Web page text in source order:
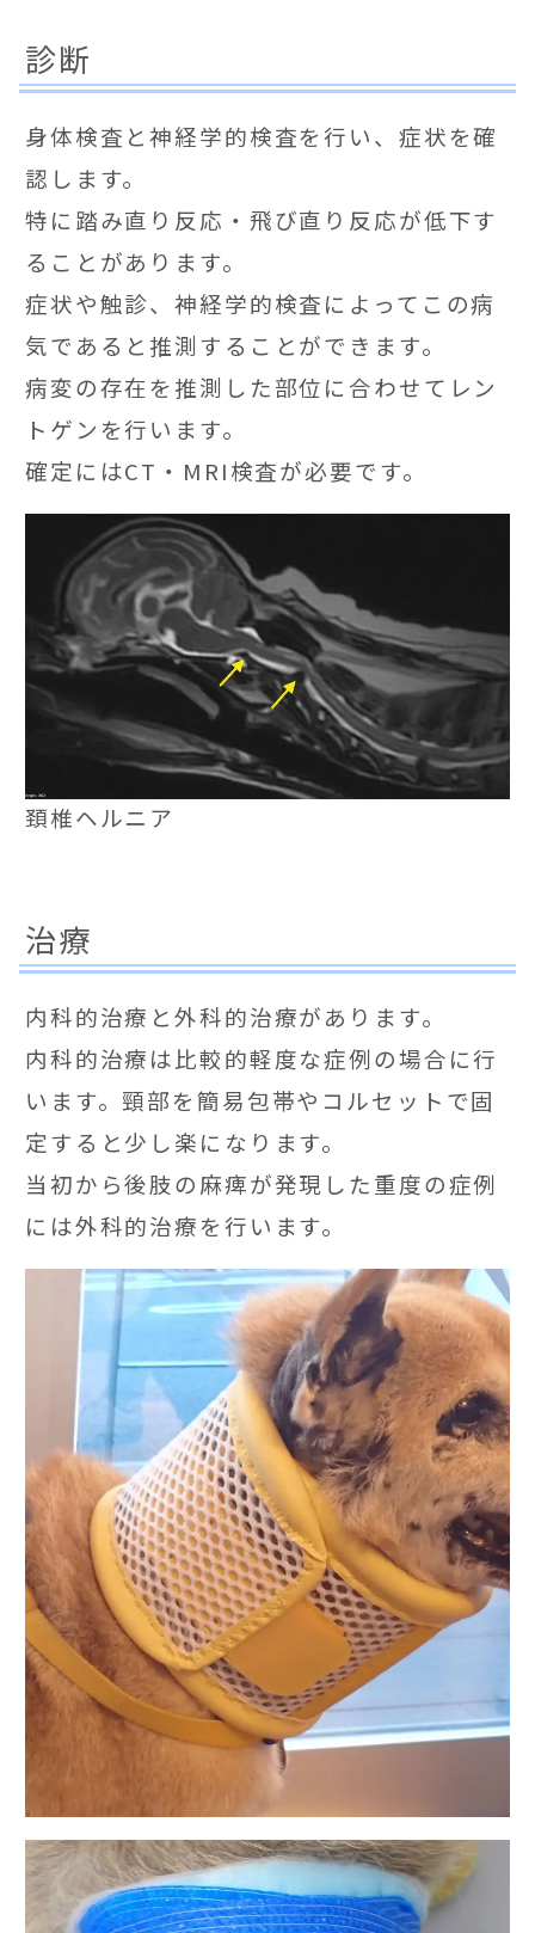
診断
身体検査と神経学的検査を行い、症状を確
認します。
特に踏み直り反応・飛び直り反応が低下す
ることがあります。
症状や触診、神経学的検査によってこの病
気であると推測することができます。
病変の存在を推測した部位に合わせてレン
トゲンを行います。
確定にはCT・MRI検査が必要です。
頚椎ヘルニア
治療
内科的治療と外科的治療があります。
内科的治療は比較的軽度な症例の場合に行
います。頸部を簡易包帯やコルセットで固
定すると少し楽になります。
当初から後肢の麻痺が発現した重度の症例
には外科的治療を行います。